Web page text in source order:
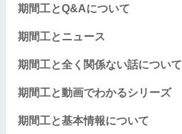
期間工とQ&Aについて
期間工とニュース
期間工と全く関係ない話について
期間工と動画でわかるシリーズ
期間工と基本情報について